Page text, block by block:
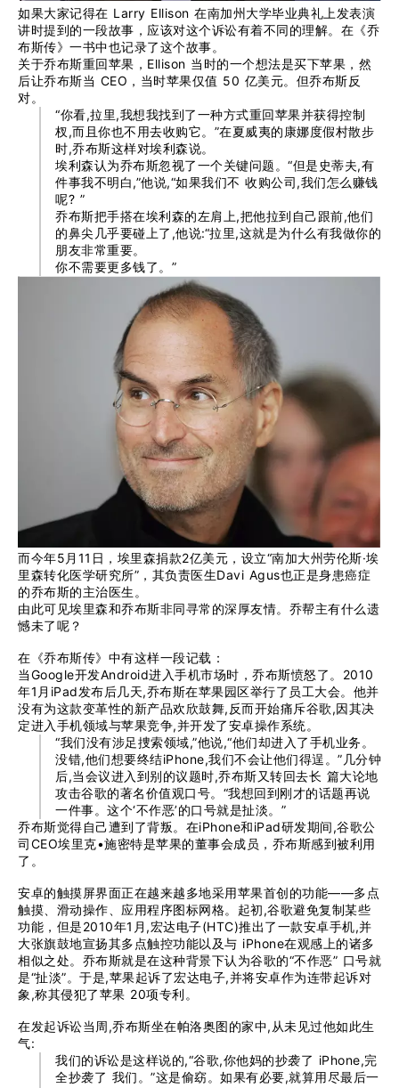
如果大家记得在 Larry Ellison 在南加州大学毕业典礼上发表演
讲时提到的一段故事，应该对这个诉讼有着不同的理解。在《乔
布斯传》一书中也记录了这个故事。
关于乔布斯重回苹果，Ellison 当时的一个想法是买下苹果，然
后让乔布斯当 CEO，当时苹果仅值 50 亿美元。但乔布斯反
对。
“你看,拉里,我想我找到了一种方式重回苹果并获得控制
杈,而且你也不用去收购它。”在夏威夷的康娜度假村散步
时,乔布斯这样对埃利森说。
埃利森认为乔布斯忽视了一个关键问题。“但是史蒂夫,有
件事我不明白,”他说,“如果我们不 收购公司,我们怎么赚钱
呢? ”
乔布斯把手搭在埃利森的左肩上,把他拉到自己跟前,他们
的鼻尖几乎要碰上了,他说:“拉里,这就是为什么有我做你的
朋友非常重要。
你不需要更多钱了。”
而今年5月11日，埃里森捐款2亿美元，设立“南加大州劳伦斯·埃
里森转化医学研究所”，其负责医生Davi Agus也正是身患癌症
的乔布斯的主治医生。
由此可见埃里森和乔布斯非同寻常的深厚友情。乔帮主有什么遗
憾未了呢？
在《乔布斯传》中有这样一段记载：
当Google开发Android进入手机市场时，乔布斯愤怒了。2010
年1月iPad发布后几天,乔布斯在苹果园区举行了员工大会。他并
没有为这款变革性的新产品欢欣鼓舞,反而开始痛斥谷歌,因其决
定进入手机领域与苹果竞争,并开发了安卓操作系统。
“我们没有涉足捜索领域,”他说,“他们却进入了手机业务。
没错,他们想要终结iPhone,我们不会让他们得逞。”几分钟
后,当会议进入到别的议题时,乔布斯又转回去长 篇大论地
攻击谷歌的著名价值观口号。“我想回到刚才的话题再说
一件事。这个‘不作恶’的口号就是扯淡。”
乔布斯觉得自己遭到了背叛。在iPhone和iPad研发期间,谷歌公
司CEO埃里克•施密特是苹果的董事会成员，乔布斯感到被利用
了。
安卓的触摸屏界面正在越来越多地采用苹果首创的功能——多点
触摸、滑动操作、应用程序图标网格。起初,谷歌避免复制某些
功能，但是2010年1月,宏达电子(HTC)推出了一款安卓手机,并
大张旗鼓地宣扬其多点触控功能以及与 iPhone在观感上的诸多
相似之处。乔布斯就是在这种背景下认为谷歌的“不作恶” 口号就
是“扯淡”。于是,苹果起诉了宏达电子,并将安卓作为连带起诉对
象,称其侵犯了苹果 20项专利。
在发起诉讼当周,乔布斯坐在帕洛奥图的家中,从未见过他如此生
气:
我们的诉讼是这样说的,“谷歌,你他妈的抄袭了 iPhone,完
全抄袭了 我们。”这是偷窈。如果有必要,就算用尽最后一